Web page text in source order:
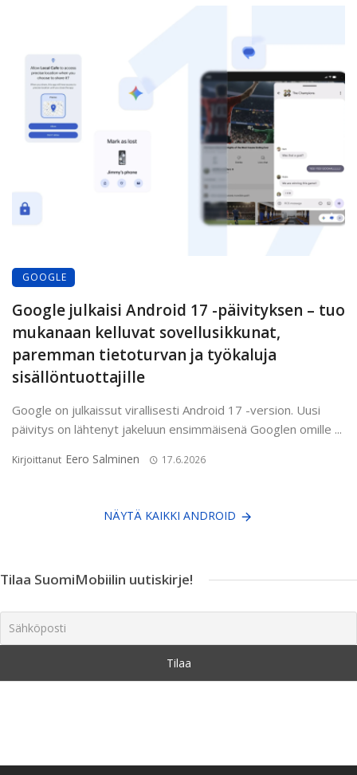
GOOGLE
Google julkaisi Android 17 -päivityksen – tuo
mukanaan kelluvat sovellusikkunat,
paremman tietoturvan ja työkaluja
sisällöntuottajille
Google on julkaissut virallisesti Android 17 -version. Uusi
päivitys on lähtenyt jakeluun ensimmäisenä Googlen omille ...
Kirjoittanut Eero Salminen 17.6.2026
NÄYTÄ KAIKKI ANDROID
Tilaa SuomiMobiilin uutiskirje!